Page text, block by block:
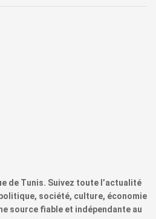
de Tunis. Suivez toute l’actualité
société, culture, économie
source fiable et indépendante au